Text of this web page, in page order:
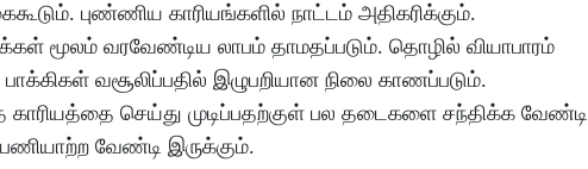
. புண்ணிய காரியங்களில் நாட்டம் அதிகரிக்கும்.
மூலம் வரவேண்டிய லாபம் தாமதப்படும். தொழில் வியாபாரம்
பாக்கிகள் வசூலிப்பதில் இழுபறியான நிலை காணப்படும்.
காரியத்தை செய்து முடிப்பதற்குள் பல தடைகளை சந்திக்க வேண்டி
பணியாற்ற வேண்டி இருக்கும்.